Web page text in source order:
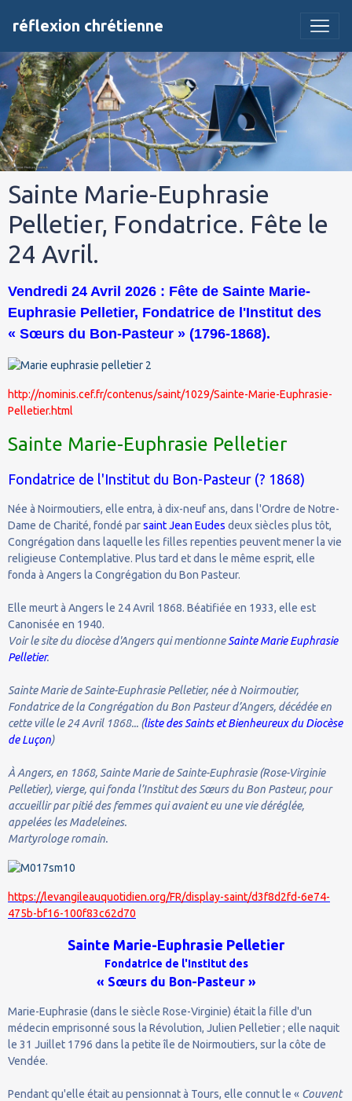
réflexion chrétienne
Sainte Marie-Euphrasie
Pelletier, Fondatrice. Fête le
24 Avril.
Vendredi 24 Avril 2026 : Fête de Sainte Marie-
Euphrasie Pelletier, Fondatrice de l'Institut des
« Sœurs du Bon-Pasteur » (1796-1868).
http://nominis.cef.fr/contenus/saint/1029/Sainte-Marie-Euphrasie-
Pelletier.html
Sainte Marie-Euphrasie Pelletier
Fondatrice de l'Institut du Bon-Pasteur (? 1868)
Née à Noirmoutiers, elle entra, à dix-neuf ans, dans l'Ordre de Notre-
Dame de Charité, fondé parsaint Jean Eudes deux siècles plus tôt,
Congrégation dans laquelle les filles repenties peuvent mener la vie
religieuse Contemplative. Plus tard et dans le même esprit, elle
fonda à Angers la Congrégation du Bon Pasteur.
Elle meurt à Angers le 24 Avril 1868. Béatifiée en 1933, elle est
Canonisée en 1940.
Voir le site du diocèse d'Angers qui mentionneSainte Marie Euphrasie
Pelletier.
Sainte Marie de Sainte-Euphrasie Pelletier, née à Noirmoutier,
Fondatrice de la Congrégation du Bon Pasteur d’Angers, décédée en
cette ville le 24 Avril 1868... (liste des Saints et Bienheureux du Diocèse
de Luçon)
À Angers, en 1868, Sainte Marie de Sainte-Euphrasie (Rose-Virginie
Pelletier), vierge, qui fonda l’Institut des Sœurs du Bon Pasteur, pour
accueillir par pitié des femmes qui avaient eu une vie déréglée,
appelées les Madeleines.
Martyrologe romain.
https://levangileauquotidien.org/FR/display-saint/d3f8d2fd-6e74-
475b-bf16-100f83c62d70
Sainte Marie-Euphrasie Pelletier
Fondatrice de l'Institut des
« Sœurs du Bon-Pasteur »
Marie-Euphrasie (dans le siècle Rose-Virginie) était la fille d'un
médecin emprisonné sous la Révolution, Julien Pelletier ; elle naquit
le 31 Juillet 1796 dans la petite île de Noirmoutiers, sur la côte de
Vendée.
Pendant qu'elle était au pensionnat à Tours, elle connut le « Couvent